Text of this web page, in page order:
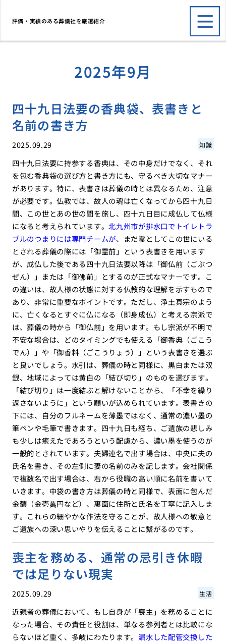
評価・実績のある葬儀社を厳選紹介
2025年9月
四十九日法要の香典袋、表書きと
名前の書き方
2025.09.29 知識
四十九日法要に持参する香典は、その中身だけでなく、それ
を包む香典袋の選び方と書き方にも、守るべき大切なマナー
があります。特に、表書きは葬儀の時とは異なるため、注意
が必要です。仏教では、故人の魂は亡くなってから四十九日
間、この世とあの世の間を旅し、四十九日目に成仏して仏様
になると考えられています。北九州市が排水口でトイレトラ
ブルのつまりには専門チームが、まだ霊としてこの世にいる
とされる葬儀の際には「御霊前」という表書きを用います
が、成仏した後である四十九日法要以降は「御仏前（ごぶつ
ぜん）」または「御佛前」とするのが正式なマナーです。こ
の違いは、故人様の状態に対する仏教的な理解を示すもので
あり、非常に重要なポイントです。ただし、浄土真宗のよう
に、亡くなるとすぐに仏になる（即身成仏）と考える宗派で
は、葬儀の時から「御仏前」を用います。もし宗派が不明で
不安な場合は、どのタイミングでも使える「御香典（ごこう
でん）」や「御香料（ごこうりょう）」という表書きを選ぶ
と良いでしょう。水引は、葬儀の時と同様に、黒白または双
銀、地域によっては黄白の「結び切り」のものを選びます。
「結び切り」は一度結ぶと解けないことから、「不幸を繰り
返さないように」という願いが込められています。表書きの
下には、自分のフルネームを薄墨ではなく、通常の濃い墨の
筆ペンや毛筆で書きます。四十九日も経ち、ご遺族の悲しみ
も少しは癒えたであろうという配慮から、濃い墨を使うのが
一般的とされています。夫婦連名で出す場合は、中央に夫の
氏名を書き、その左側に妻の名前のみを記します。会社関係
で複数名で出す場合は、右から役職の高い順に名前を書いて
いきます。中袋の書き方は葬儀の時と同様で、表面に包んだ
金額（金壱萬円など）、裏面に住所と氏名を丁寧に記入しま
す。これらの細やかな作法を守ることが、故人様への敬意と
ご遺族への深い思いやりを伝えることに繋がるのです。
喪主を務める、通常の忌引き休暇
では足りない現実
2025.09.29 生活
近親者の葬儀において、もし自身が「喪主」を務めることに
なった場合、その責任と役割は、単なる参列者とは比較にな
らないほど重く、多岐にわたります。漏水した配管交換した